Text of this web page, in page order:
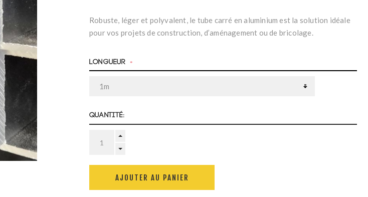
Robuste, léger et polyvalent, le tube carré en aluminium est la solution idéale
pour vos projets de construction, d’aménagement ou de bricolage.
Longueur *
Quantité:
AJOUTER AU PANIER